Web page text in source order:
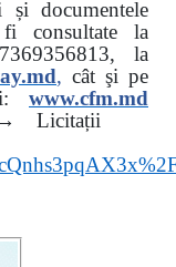
și documentele
consultate la
la
, cât şi pe
www.cfm.md
→ Licitații